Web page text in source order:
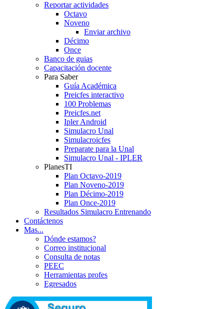
Reportar actividades
Octavo
Noveno
Enviar archivo
Décimo
Once
Banco de guias
Capacitación docente
Para Saber
Guía Académica
Preicfes interactivo
100 Problemas
Preicfes.net
Ipler Android
Simulacro Unal
Simulacroicfes
Preparate para la Unal
Simulacro Unal - IPLER
PlanesTI
Plan Octavo-2019
Plan Noveno-2019
Plan Décimo-2019
Plan Once-2019
Resultados Simulacro Entrenando
Contáctenos
Mas...
Dónde estamos?
Correo institucional
Consulta de notas
PEEC
Herramientas profes
Egresados